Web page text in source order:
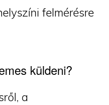
felmérésre
küldeni?
a